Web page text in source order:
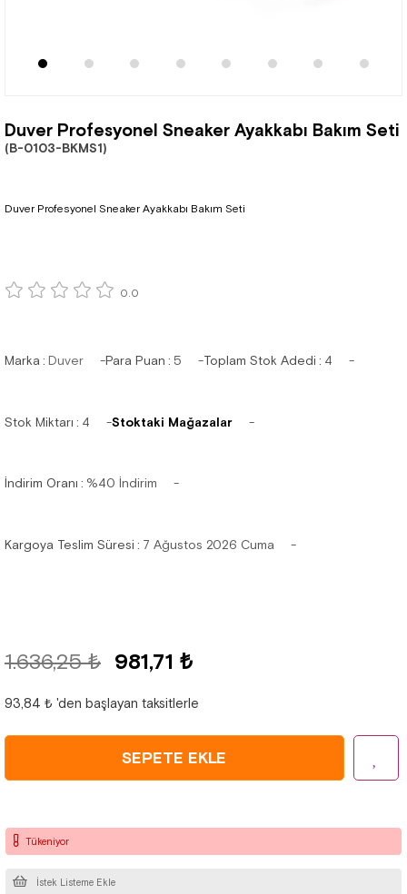
Duver Profesyonel Sneaker Ayakkabı Bakım Seti
(B-0103-BKMS1)
Duver Profesyonel Sneaker Ayakkabı Bakım Seti
0.0
Marka: Duver Para Puan : 5 Toplam Stok Adedi : 4
Stok Miktarı : 4 Stoktaki Mağazalar
İndirim Oranı : %40 İndirim
Kargoya Teslim Süresi : 7 Ağustos 2026 Cuma
1.636,25 ₺ 981,71 ₺
93,84 ₺ 'den başlayan taksitlerle
Tükeniyor
İstek Listeme Ekle